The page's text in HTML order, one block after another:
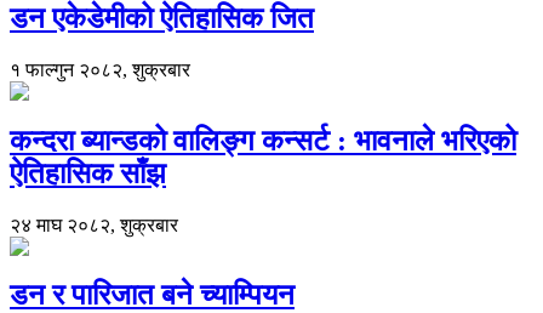
डन एकेडेमीको ऐतिहासिक जित
१ फाल्गुन २०८२, शुक्रबार
कन्दरा ब्यान्डको वालिङ्ग कन्सर्ट : भावनाले भरिएको
ऐतिहासिक साँझ
२४ माघ २०८२, शुक्रबार
डन र पारिजात बने च्याम्पियन